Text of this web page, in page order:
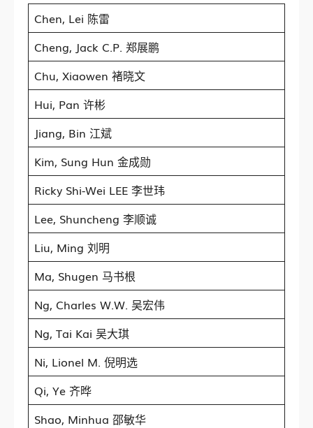
Chen, Lei 陈雷
Cheng, Jack C.P. 郑展鹏
Chu, Xiaowen 褚晓文
Hui, Pan 许彬
Jiang, Bin 江斌
Kim, Sung Hun 金成勋
Ricky Shi-Wei LEE 李世玮
Lee, Shuncheng 李顺诚
Liu, Ming 刘明
Ma, Shugen 马书根
Ng, Charles W.W. 吴宏伟
Ng, Tai Kai 吴大琪
Ni, Lionel M. 倪明选
Qi, Ye 齐晔
Shao, Minhua 邵敏华